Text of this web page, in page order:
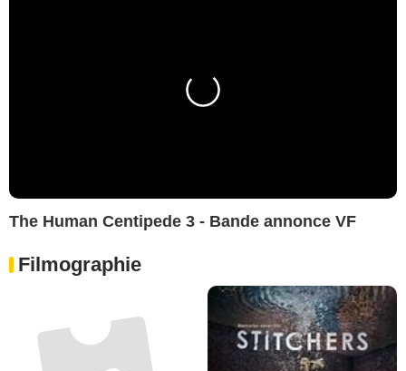
The Human Centipede 3 - Bande annonce VF
Filmographie